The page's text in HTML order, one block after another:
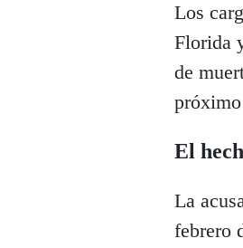
Los
Florida
de
El
La
febrero